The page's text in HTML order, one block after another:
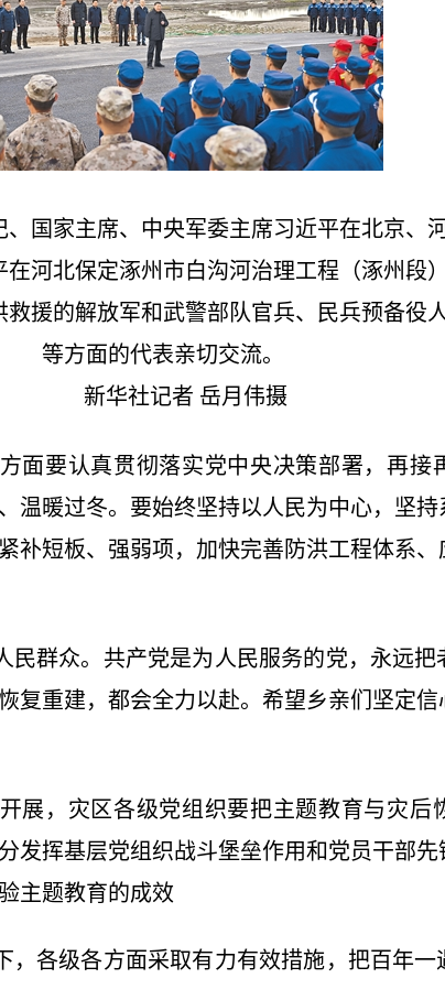
国家主席、中央军委主席习近平在北京、
河北保定涿州市白沟河治理工程（涿州段
援的解放军和武警部队官兵、民兵预备役
等方面的代表亲切交流。
新华社记者 岳月伟摄
要认真贯彻落实党中央决策部署，再接
温暖过冬。要始终坚持以人民为中心，坚
补短板、强弱项，加快完善防洪工程体系
群众。共产党是为人民服务的党，永远把
复重建，都会全力以赴。希望乡亲们坚定
，灾区各级党组织要把主题教育与灾后
发挥基层党组织战斗堡垒作用和党员干部
主题教育的成效
各级各方面采取有力有效措施，把百年一